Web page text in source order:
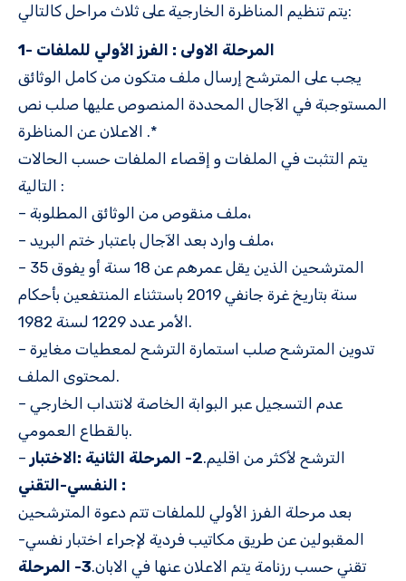
يتم تنظيم المناظرة الخارجية على ثلاث مراحل كالتالي:
1- المرحلة الاولى : الفرز الأولي للملفات
يجب على المترشح إرسال ملف متكون من كامل الوثائق
المستوجبة في الآجال المحددة المنصوص عليها صلب نص
الاعلان عن المناظرة .*
يتم التثبت في الملفات و إقصاء الملفات حسب الحالات
التالية :
– ملف منقوص من الوثائق المطلوبة،
– ملف وارد بعد الآجال باعتبار ختم البريد،
– المترشحين الذين يقل عمرهم عن 18 سنة أو يفوق 35
سنة بتاريخ غرة جانفي 2019 باستثناء المنتفعين بأحكام
الأمر عدد 1229 لسنة 1982.
– تدوين المترشح صلب استمارة الترشح لمعطيات مغايرة
لمحتوى الملف.
– عدم التسجيل عبر البوابة الخاصة لانتداب الخارجي
بالقطاع العمومي.
– الترشح لأكثر من اقليم.
2- المرحلة الثانية :الاختبار
النفسي-التقني :
بعد مرحلة الفرز الأولي للملفات تتم دعوة المترشحين
المقبولين عن طريق مكاتيب فردية لإجراء اختبار نفسي-
تقني حسب رزنامة يتم الاعلان عنها في الابان.
3- المرحلة